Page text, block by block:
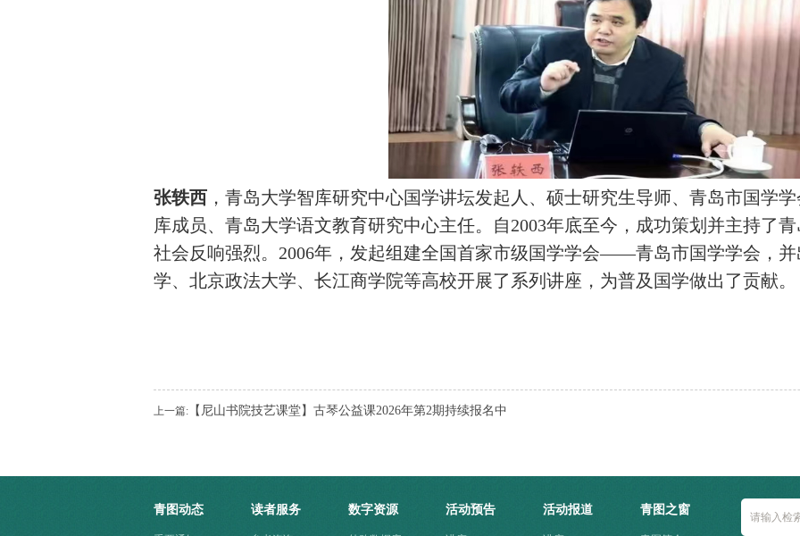
张轶西 ，青岛大学智库研究中心国学讲坛发起人、硕士研究生导师、青岛市国学
库成员、青岛大学语文教育研究中心主任。自2003年底至今，成功策划并主持了
社会反响强烈。2006年，发起组建全国首家市级国学学会——青岛市国学学会，
学、北京政法大学、长江商学院等高校开展了系列讲座，为普及国学做出了贡献。
上一篇: 【尼山书院技艺课堂】古琴公益课2026年第2期持续报名中
青图动态 读者服务 数字资源 活动预告 活动报道 青图之窗